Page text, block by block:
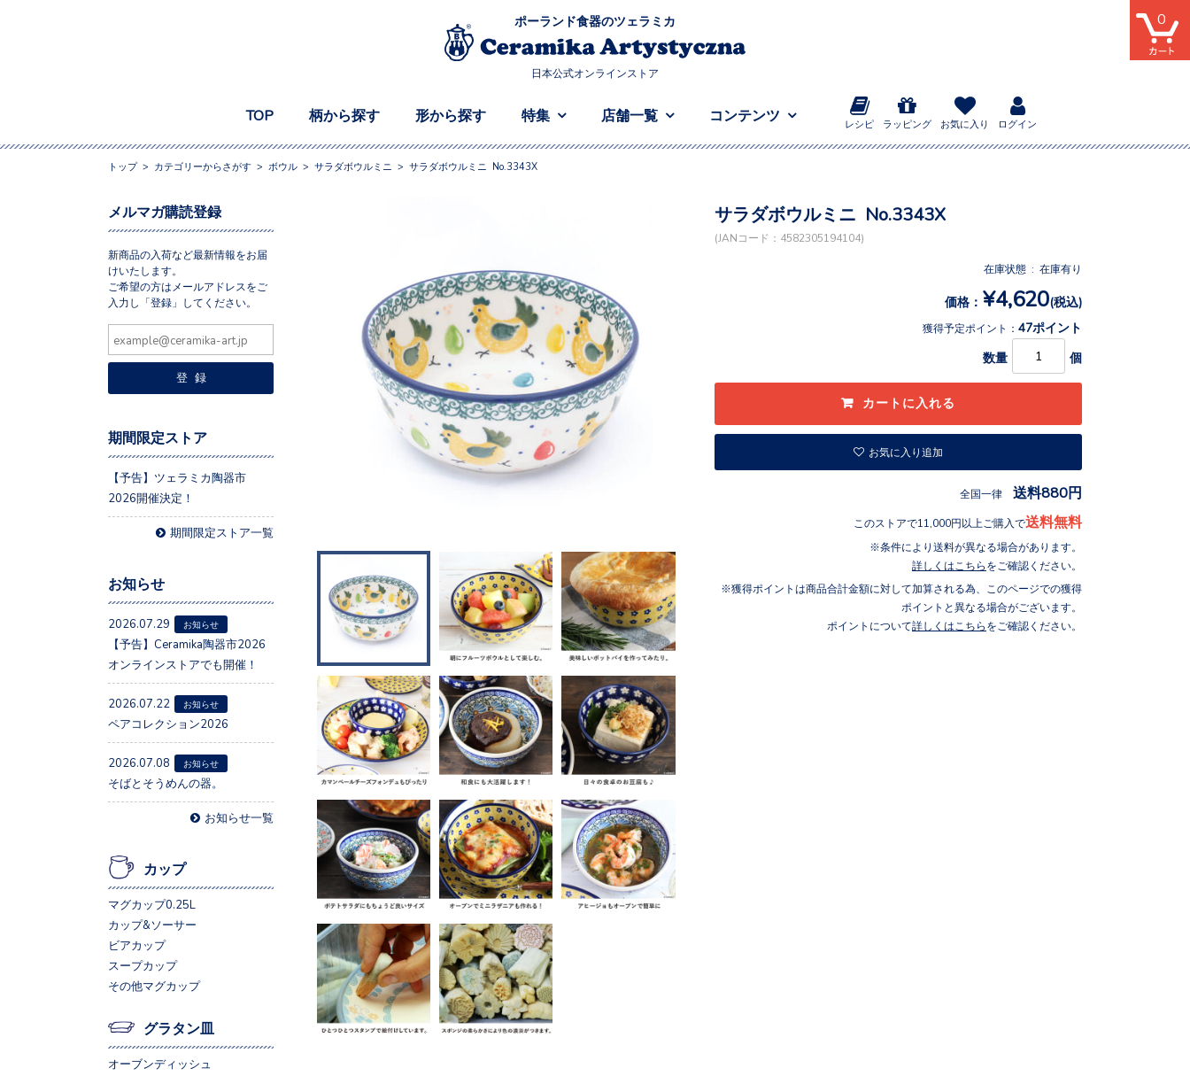
ポーランド食器のツェラミカ
日本公式オンラインストア
TOP 柄から探す 形から探す 特集 店舗一覧 コンテンツ
レシピ ラッピング お気に入り ログイン
0
トップ> カテゴリーからさがす > ボウル > サラダボウルミニ > サラダボウルミニ No.3343X
サラダボウルミニ No.3343X
(JANコード：4582305194104)
在庫状態 : 在庫有り
価格： ¥4,620(税込)
獲得予定ポイント： 47ポイント
数量 個
お気に入り追加
全国一律 送料880円
このストアで11,000円以上ご購入で送料無料
条件により送料が異なる場合があります。
詳しくはこちら をご確認ください。
獲得ポイントは商品合計金額に対して加算される為、このページでの獲得
ポイントと異なる場合がございます。
ポイントについて詳しくはこちら をご確認ください。
メルマガ購読登録
新商品の入荷など最新情報をお届
けいたします。
ご希望の方はメールアドレスをご
入力し「登録」してください。
期間限定ストア
【予告】ツェラミカ陶器市
2026開催決定！
期間限定ストア一覧
お知らせ
2026.07.29 お知らせ
【予告】Ceramika陶器市2026
オンラインストアでも開催！
2026.07.22 お知らせ
ペアコレクション2026
2026.07.08 お知らせ
そばとそうめんの器。
お知らせ一覧
カップ
マグカップ0.25L
カップ&ソーサー
ビアカップ
スープカップ
その他マグカップ
グラタン皿
オーブンディッシュ